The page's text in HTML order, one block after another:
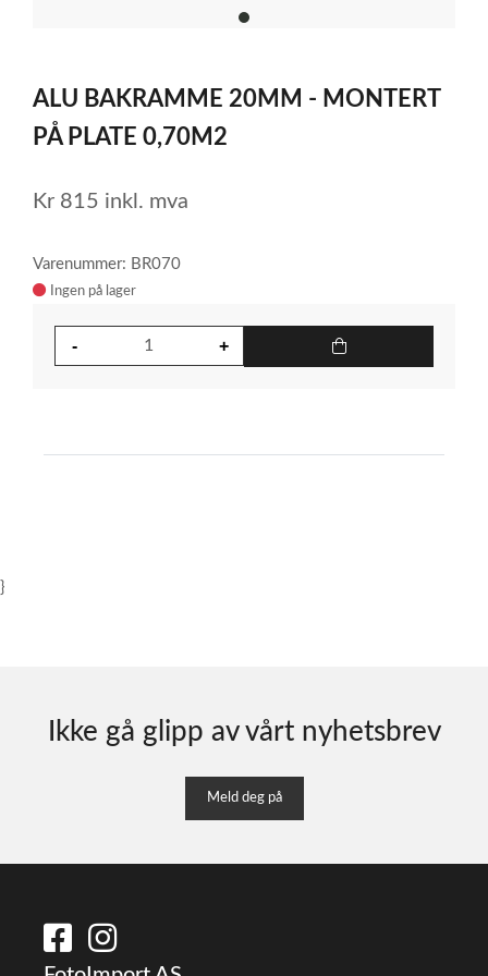
item
of
1
ALU BAKRAMME 20MM - MONTERT
PÅ PLATE 0,70M2
Kr 815 inkl. mva
Varenummer: BR070
Ingen på lager
}
Ikke gå glipp av vårt nyhetsbrev
Meld deg på